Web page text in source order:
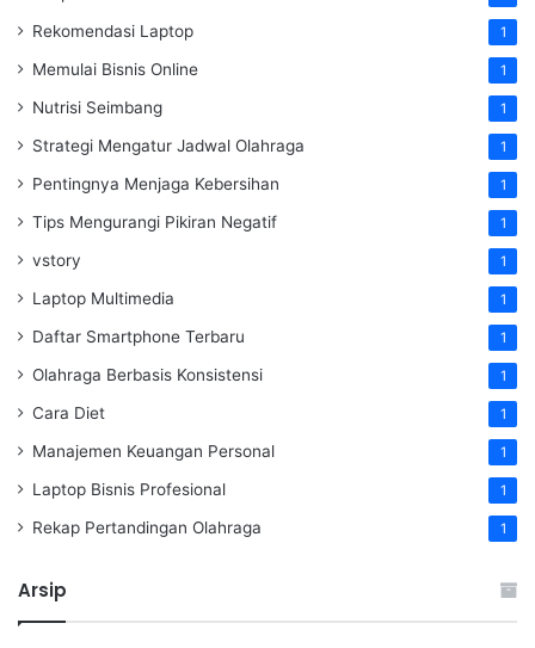
Rekomendasi Laptop 1
Memulai Bisnis Online 1
Nutrisi Seimbang 1
Strategi Mengatur Jadwal Olahraga 1
Pentingnya Menjaga Kebersihan 1
Tips Mengurangi Pikiran Negatif 1
vstory 1
Laptop Multimedia 1
Daftar Smartphone Terbaru 1
Olahraga Berbasis Konsistensi 1
Cara Diet 1
Manajemen Keuangan Personal 1
Laptop Bisnis Profesional 1
Rekap Pertandingan Olahraga 1
Arsip